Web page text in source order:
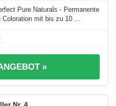
Pure Naturals - Permanente
mit bis zu 10 ...
»
4